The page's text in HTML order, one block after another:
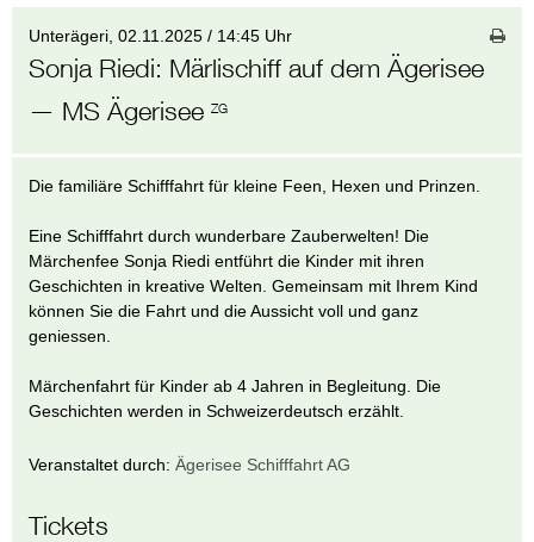
Unterägeri,02.11.2025 / 14:45 Uhr
Sonja Riedi: Märlischiff auf dem Ägerisee
— MS ÄgeriseeZG
Die familiäre Schifffahrt für kleine Feen, Hexen und Prinzen.
Eine Schifffahrt durch wunderbare Zauberwelten! Die
Märchenfee Sonja Riedi entführt die Kinder mit ihren
Geschichten in kreative Welten. Gemeinsam mit Ihrem Kind
können Sie die Fahrt und die Aussicht voll und ganz
geniessen.
Märchenfahrt für Kinder ab 4 Jahren in Begleitung. Die
Geschichten werden in Schweizerdeutsch erzählt.
Veranstaltet durch:Ägerisee Schifffahrt AG
Tickets